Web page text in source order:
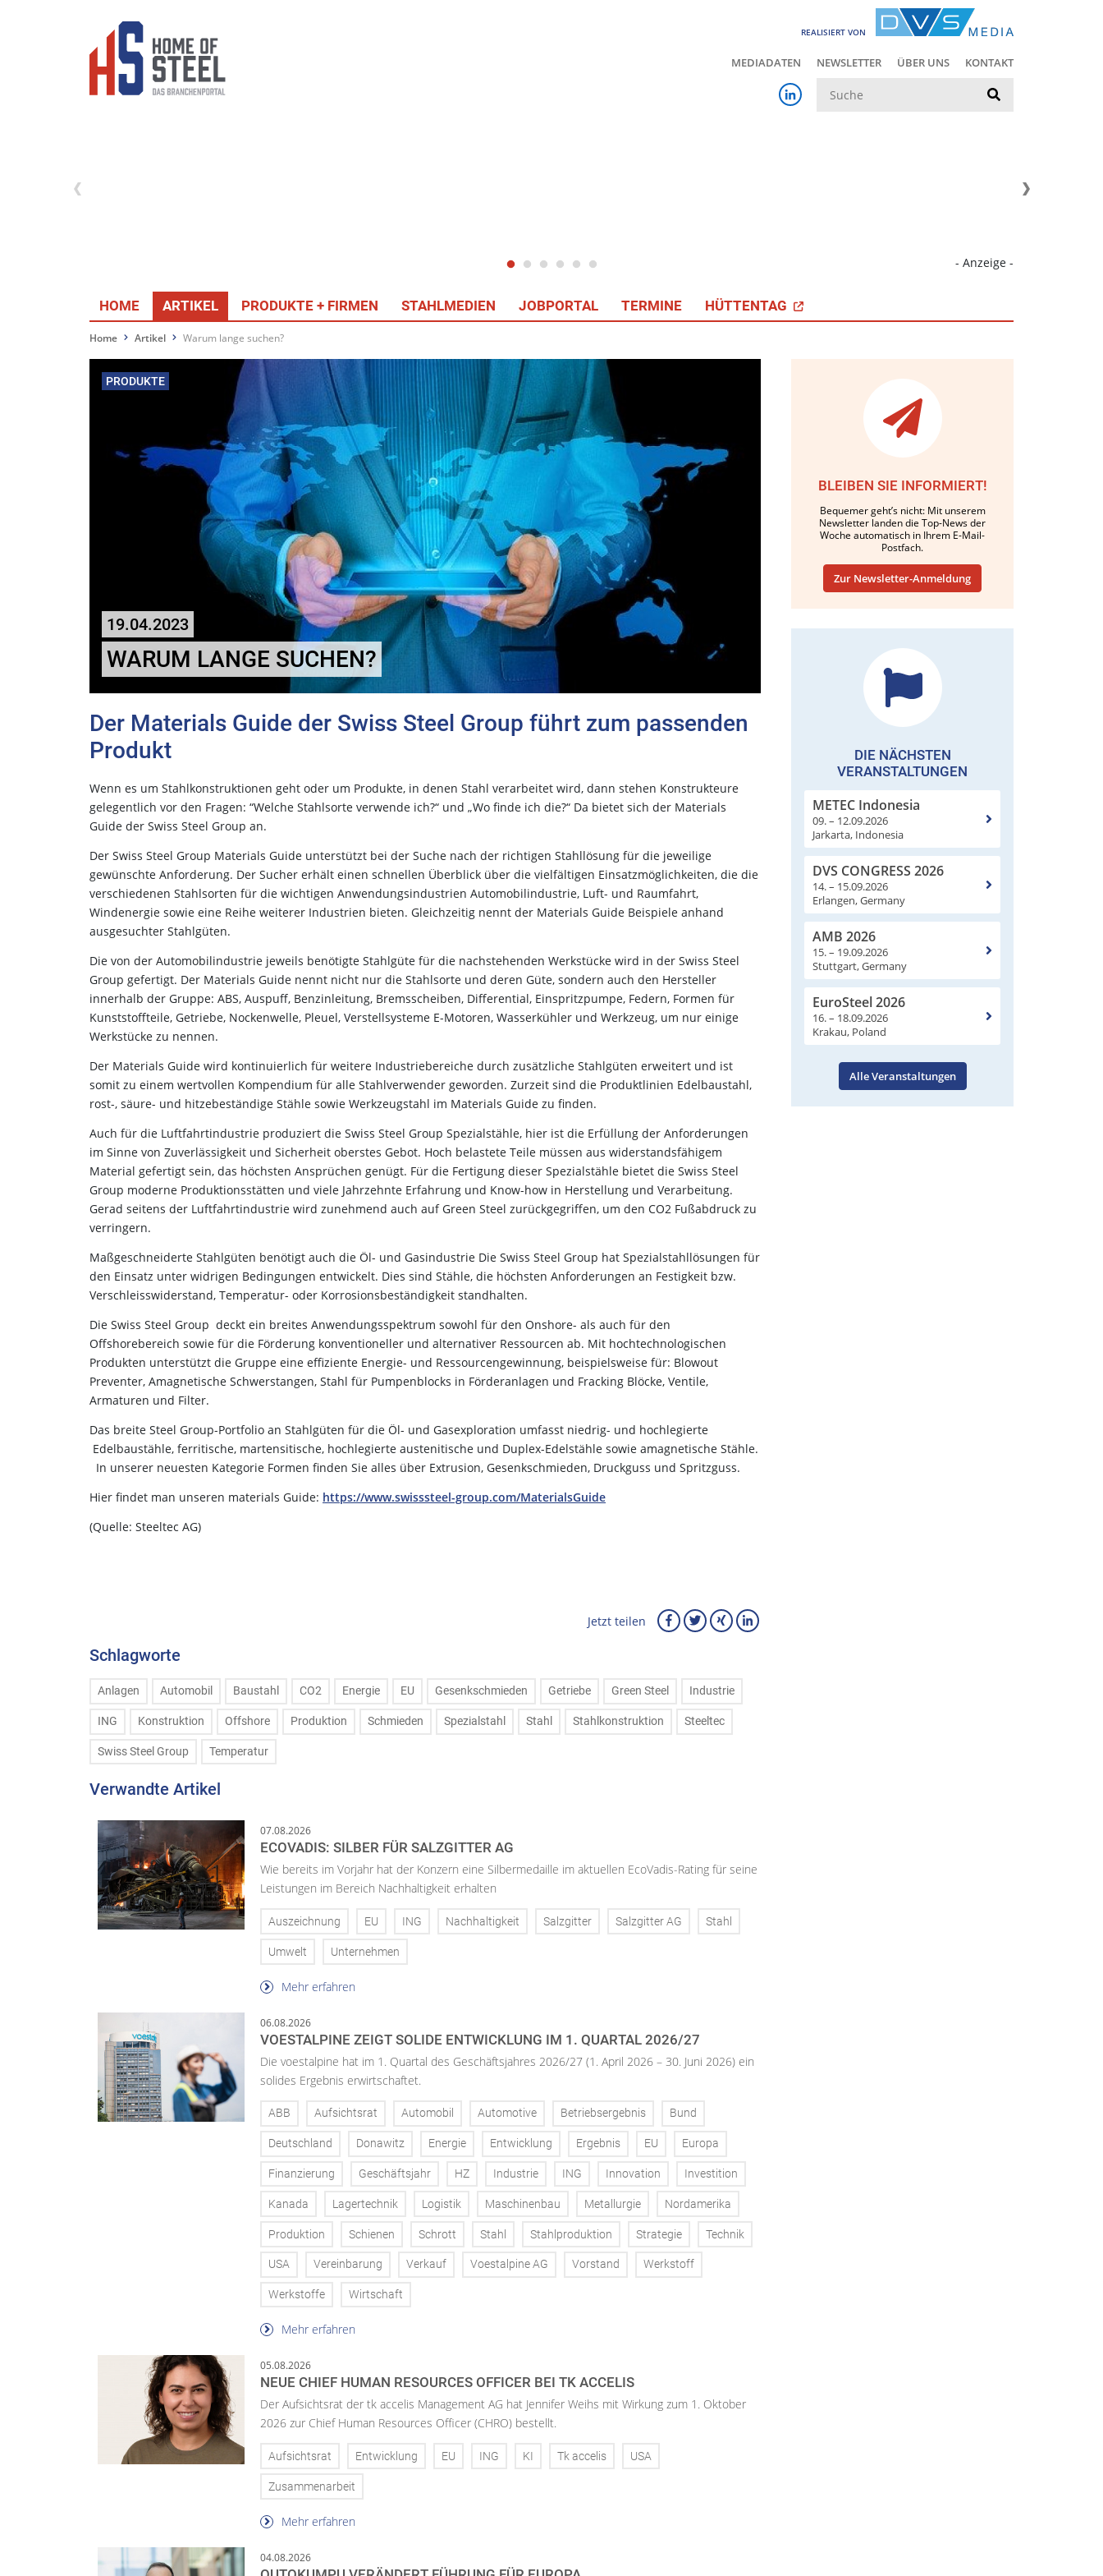
REALISIERT VON
MEDIADATEN NEWSLETTER ÜBER UNS KONTAKT
- Anzeige -
HOME ARTIKEL PRODUKTE + FIRMEN STAHLMEDIEN JOBPORTAL TERMINE HÜTTENTAG
Home Artikel Warum lange suchen?
PRODUKTE
19.04.2023
WARUM LANGE SUCHEN?
Der Materials Guide der Swiss Steel Group führt zum passenden
Produkt
Wenn es um Stahlkonstruktionen geht oder um Produkte, in denen Stahl verarbeitet wird, dann stehen Konstrukteure
gelegentlich vor den Fragen: “Welche Stahlsorte verwende ich?“ und „Wo finde ich die?“ Da bietet sich der Materials
Guide der Swiss Steel Group an.
Der Swiss Steel Group Materials Guide unterstützt bei der Suche nach der richtigen Stahllösung für die jeweilige
gewünschte Anforderung. Der Sucher erhält einen schnellen Überblick über die vielfältigen Einsatzmöglichkeiten, die die
verschiedenen Stahlsorten für die wichtigen Anwendungsindustrien Automobilindustrie, Luft- und Raumfahrt,
Windenergie sowie eine Reihe weiterer Industrien bieten. Gleichzeitig nennt der Materials Guide Beispiele anhand
ausgesuchter Stahlgüten.
Die von der Automobilindustrie jeweils benötigte Stahlgüte für die nachstehenden Werkstücke wird in der Swiss Steel
Group gefertigt. Der Materials Guide nennt nicht nur die Stahlsorte und deren Güte, sondern auch den Hersteller
innerhalb der Gruppe: ABS, Auspuff, Benzinleitung, Bremsscheiben, Differential, Einspritzpumpe, Federn, Formen für
Kunststoffteile, Getriebe, Nockenwelle, Pleuel, Verstellsysteme E-Motoren, Wasserkühler und Werkzeug, um nur einige
Werkstücke zu nennen.
Der Materials Guide wird kontinuierlich für weitere Industriebereiche durch zusätzliche Stahlgüten erweitert und ist
somit zu einem wertvollen Kompendium für alle Stahlverwender geworden. Zurzeit sind die Produktlinien Edelbaustahl,
rost-, säure- und hitzebeständige Stähle sowie Werkzeugstahl im Materials Guide zu finden.
Auch für die Luftfahrtindustrie produziert die Swiss Steel Group Spezialstähle, hier ist die Erfüllung der Anforderungen
im Sinne von Zuverlässigkeit und Sicherheit oberstes Gebot. Hoch belastete Teile müssen aus widerstandsfähigem
Material gefertigt sein, das höchsten Ansprüchen genügt. Für die Fertigung dieser Spezialstähle bietet die Swiss Steel
Group moderne Produktionsstätten und viele Jahrzehnte Erfahrung und Know-how in Herstellung und Verarbeitung.
Gerad seitens der Luftfahrtindustrie wird zunehmend auch auf Green Steel zurückgegriffen, um den CO2 Fußabdruck zu
verringern.
Maßgeschneiderte Stahlgüten benötigt auch die Öl- und Gasindustrie Die Swiss Steel Group hat Spezialstahllösungen für
den Einsatz unter widrigen Bedingungen entwickelt. Dies sind Stähle, die höchsten Anforderungen an Festigkeit bzw.
Verschleisswiderstand, Temperatur- oder Korrosionsbeständigkeit standhalten.
Die Swiss Steel Group deckt ein breites Anwendungsspektrum sowohl für den Onshore- als auch für den
Offshorebereich sowie für die Förderung konventioneller und alternativer Ressourcen ab. Mit hochtechnologischen
Produkten unterstützt die Gruppe eine effiziente Energie- und Ressourcengewinnung, beispielsweise für: Blowout
Preventer, Amagnetische Schwerstangen, Stahl für Pumpenblocks in Förderanlagen und Fracking Blöcke, Ventile,
Armaturen und Filter.
Das breite Steel Group-Portfolio an Stahlgüten für die Öl- und Gasexploration umfasst niedrig- und hochlegierte
Edelbaustähle, ferritische, martensitische, hochlegierte austenitische und Duplex-Edelstähle sowie amagnetische Stähle.
In unserer neuesten Kategorie Formen finden Sie alles über Extrusion, Gesenkschmieden, Druckguss und Spritzguss.
Hier findet man unseren materials Guide: https://www.swisssteel-group.com/MaterialsGuide
(Quelle: Steeltec AG)
Jetzt teilen
Schlagworte
Anlagen Automobil Baustahl CO2 Energie EU Gesenkschmieden Getriebe Green Steel Industrie
ING Konstruktion Offshore Produktion Schmieden Spezialstahl Stahl Stahlkonstruktion Steeltec
Swiss Steel Group Temperatur
Verwandte Artikel
07.08.2026
ECOVADIS: SILBER FÜR SALZGITTER AG
Wie bereits im Vorjahr hat der Konzern eine Silbermedaille im aktuellen EcoVadis-Rating für seine
Leistungen im Bereich Nachhaltigkeit erhalten
Auszeichnung EU ING Nachhaltigkeit Salzgitter Salzgitter AG Stahl
Umwelt Unternehmen
Mehr erfahren
06.08.2026
VOESTALPINE ZEIGT SOLIDE ENTWICKLUNG IM 1. QUARTAL 2026/27
Die voestalpine hat im 1. Quartal des Geschäftsjahres 2026/27 (1. April 2026 – 30. Juni 2026) ein
solides Ergebnis erwirtschaftet.
ABB Aufsichtsrat Automobil Automotive Betriebsergebnis Bund
Deutschland Donawitz Energie Entwicklung Ergebnis EU Europa
Finanzierung Geschäftsjahr HZ Industrie ING Innovation Investition
Kanada Lagertechnik Logistik Maschinenbau Metallurgie Nordamerika
Produktion Schienen Schrott Stahl Stahlproduktion Strategie Technik
USA Vereinbarung Verkauf Voestalpine AG Vorstand Werkstoff
Werkstoffe Wirtschaft
Mehr erfahren
05.08.2026
NEUE CHIEF HUMAN RESOURCES OFFICER BEI TK ACCELIS
Der Aufsichtsrat der tk accelis Management AG hat Jennifer Weihs mit Wirkung zum 1. Oktober
2026 zur Chief Human Resources Officer (CHRO) bestellt.
Aufsichtsrat Entwicklung EU ING KI Tk accelis USA
Zusammenarbeit
Mehr erfahren
04.08.2026
BLEIBEN SIE INFORMIERT!
Bequemer geht’s nicht: Mit unserem
Newsletter landen die Top-News der
Woche automatisch in Ihrem E-Mail-
Postfach.
Zur Newsletter-Anmeldung
DIE NÄCHSTEN
VERANSTALTUNGEN
METEC Indonesia
09. – 12.09.2026
Jarkarta, Indonesia
DVS CONGRESS 2026
14. – 15.09.2026
Erlangen, Germany
AMB 2026
15. – 19.09.2026
Stuttgart, Germany
EuroSteel 2026
16. – 18.09.2026
Krakau, Poland
Alle Veranstaltungen